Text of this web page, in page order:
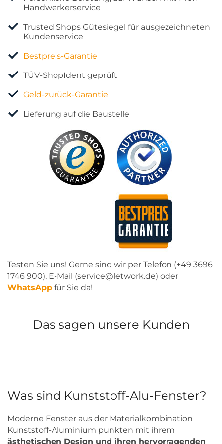
Handwerkerservice
Trusted Shops Gütesiegel für ausgezeichneten
Kundenservice
Bestpreis-Garantie
TÜV-ShopIdent geprüft
Geld-zurück-Garantie
Lieferung auf die Baustelle
Testen Sie uns! Gerne sind wir per Telefon (+49 3696
1746 900), E-Mail (service@letwork.de) oder
WhatsApp für Sie da!
Das sagen unsere Kunden
Was sind Kunststoff-Alu-Fenster?
Moderne Fenster aus der Materialkombination
Kunststoff-Aluminium punkten mit ihrem
ästhetischen Design und ihren hervorragenden